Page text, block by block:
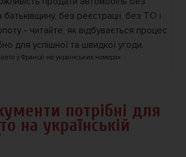
у Франції на українських номерах
потрібні для
на українській